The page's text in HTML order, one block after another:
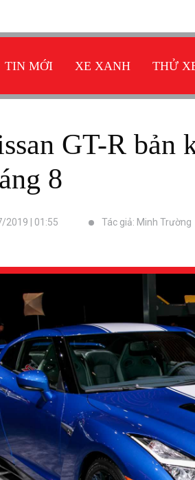
TIN MỚI XE XANH THỬ
8
2019 | 01:55 Tác giả: Minh Trường